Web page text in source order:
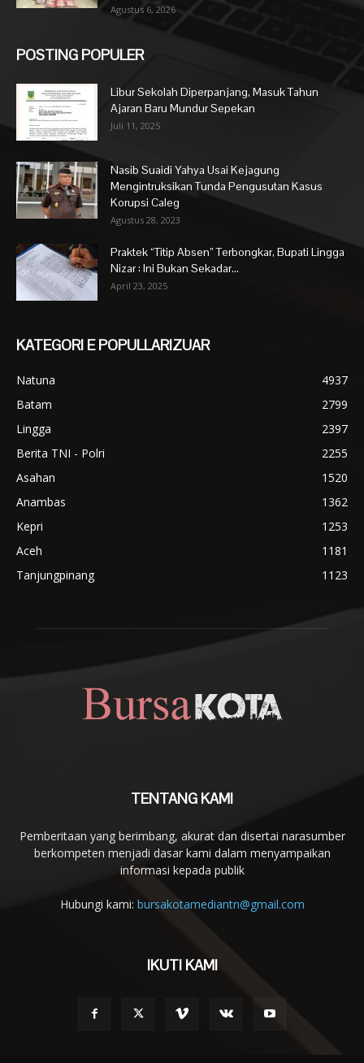
Agustus 6, 2026
POSTING POPULER
Libur Sekolah Diperpanjang, Masuk Tahun
Ajaran Baru Mundur Sepekan
Juli 11, 2025
Nasib Suaidi Yahya Usai Kejagung
Mengintruksikan Tunda Pengusutan Kasus
Korupsi Caleg
Agustus 28, 2023
Praktek “Titip Absen” Terbongkar, Bupati Lingga
Nizar : Ini Bukan Sekadar...
April 23, 2025
KATEGORI E POPULLARIZUAR
Natuna
4937
Batam
2799
Lingga
2397
Berita TNI - Polri
2255
Asahan
1520
Anambas
1362
Kepri
1253
Aceh
1181
Tanjungpinang
1123
TENTANG KAMI
Pemberitaan yang berimbang, akurat dan disertai narasumber
berkompeten menjadi dasar kami dalam menyampaikan
informasi kepada publik
Hubungi kami: bursakotamediantn@gmail.com
IKUTI KAMI